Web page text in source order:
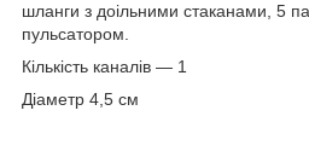
шланги з доільними стаканами, 5
пульсатором.
Кількість каналів — 1
Діаметр 4,5 см